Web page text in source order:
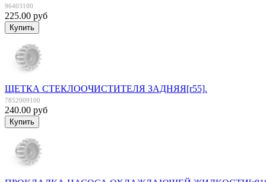
96403100
225.00 руб
ЩЕТКА СТЕКЛООЧИСТИТЕЛЯ ЗАДНЯЯ[r55].
7852009100
240.00 руб